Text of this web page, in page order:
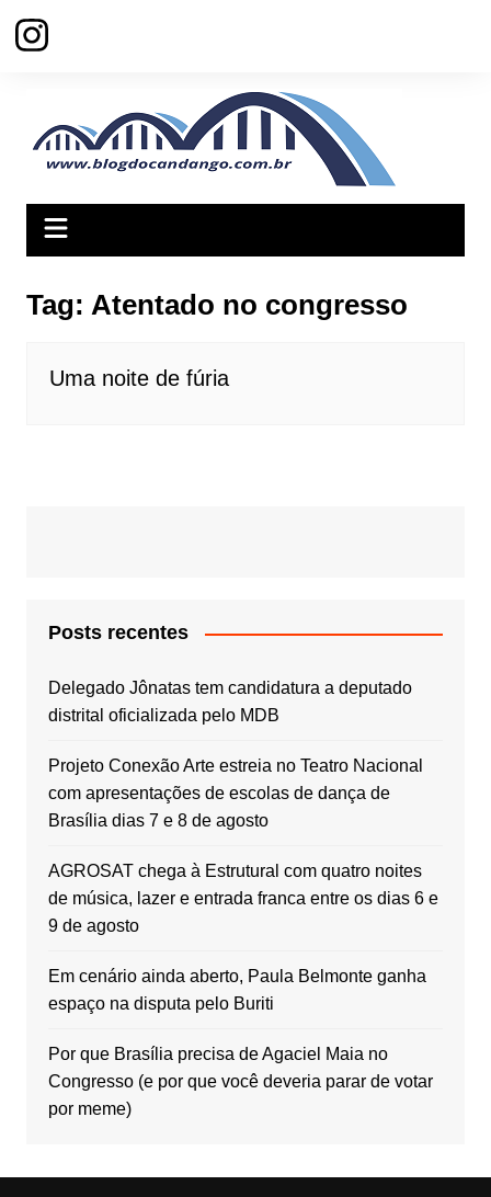
para
Tag: Atentado no congresso
Uma noite de fúria
Posts recentes
Delegado Jônatas tem candidatura a deputado
distrital oficializada pelo MDB
Projeto Conexão Arte estreia no Teatro Nacional
com apresentações de escolas de dança de
Brasília dias 7 e 8 de agosto
AGROSAT chega à Estrutural com quatro noites
de música, lazer e entrada franca entre os dias 6 e
9 de agosto
Em cenário ainda aberto, Paula Belmonte ganha
espaço na disputa pelo Buriti
Por que Brasília precisa de Agaciel Maia no
Congresso (e por que você deveria parar de votar
por meme)